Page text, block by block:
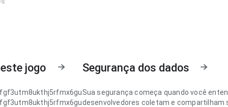
jogo Segurança dos dados
Sua segurança começa quando você
desenvolvedores coletam e compartilham